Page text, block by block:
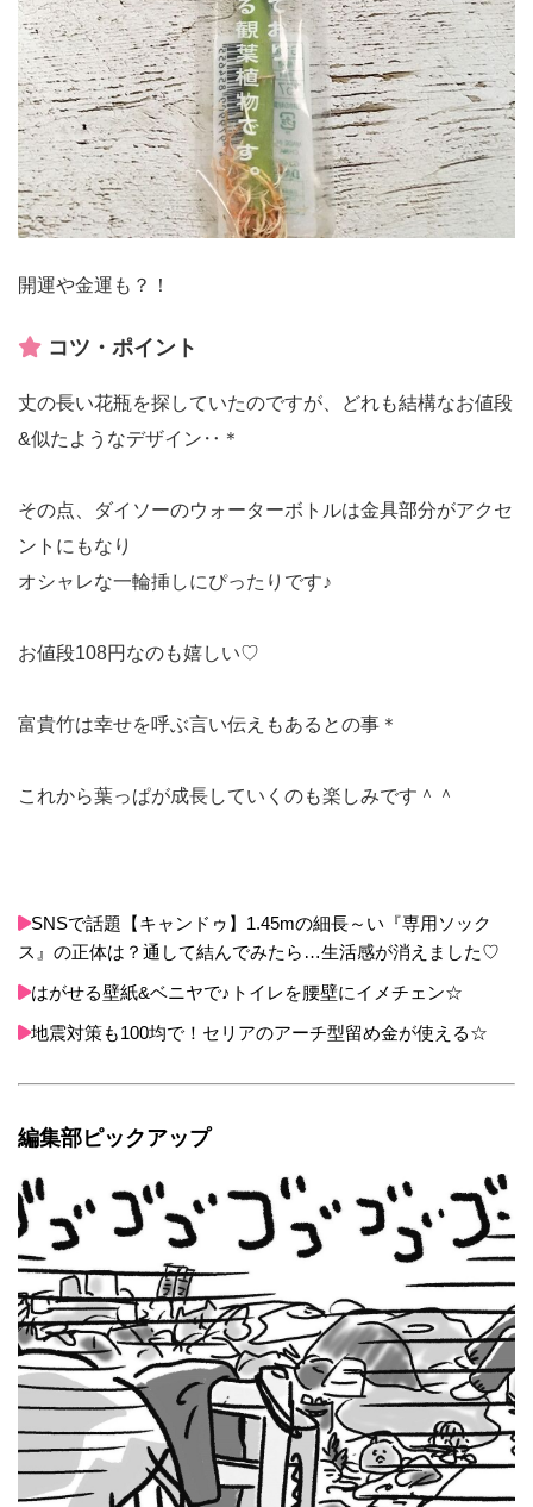
開運や金運も？！
コツ・ポイント
丈の長い花瓶を探していたのですが、どれも結構なお値段
&似たようなデザイン‥＊
その点、ダイソーのウォーターボトルは金具部分がアクセ
ントにもなり
オシャレな一輪挿しにぴったりです♪
お値段108円なのも嬉しい♡
富貴竹は幸せを呼ぶ言い伝えもあるとの事＊
これから葉っぱが成長していくのも楽しみです＾＾
SNSで話題【キャンドゥ】1.45mの細長～い『専用ソック
ス』の正体は？通して結んでみたら…生活感が消えました♡
はがせる壁紙&ベニヤで♪トイレを腰壁にイメチェン☆
地震対策も100均で！セリアのアーチ型留め金が使える☆
編集部ピックアップ